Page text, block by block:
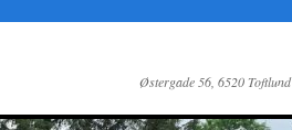
Østergade 56, 6520 Toftlund